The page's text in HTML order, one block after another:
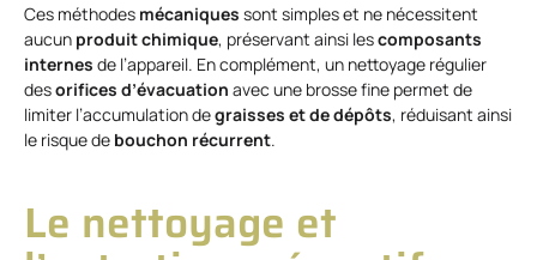
Ces méthodes mécaniques sont simples et ne nécessitent
aucun produit chimique, préservant ainsi lescomposants
internes de l’appareil. En complément, un nettoyage régulier
desorifices d’évacuation avec une brosse fine permet de
limiter l’accumulation degraisses et de dépôts, réduisant ainsi
le risque de bouchon récurrent.
Le nettoyage et